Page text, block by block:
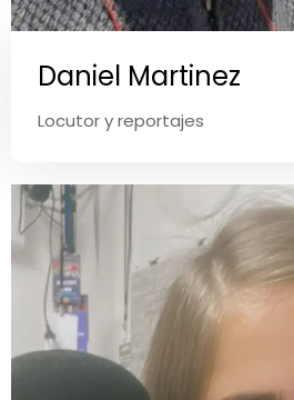
Daniel Martinez
Locutor y reportajes